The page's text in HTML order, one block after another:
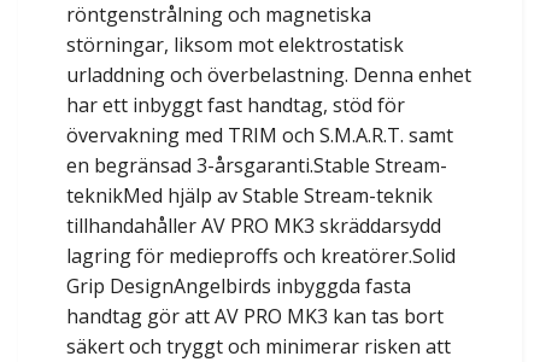
röntgenstrålning och magnetiska
störningar, liksom mot elektrostatisk
urladdning och överbelastning. Denna enhet
har ett inbyggt fast handtag, stöd för
övervakning med TRIM och S.M.A.R.T. samt
en begränsad 3-årsgaranti.Stable Stream-
teknikMed hjälp av Stable Stream-teknik
tillhandahåller AV PRO MK3 skräddarsydd
lagring för medieproffs och kreatörer.Solid
Grip DesignAngelbirds inbyggda fasta
handtag gör att AV PRO MK3 kan tas bort
säkert och tryggt och minimerar risken att